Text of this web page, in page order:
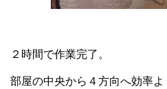
２時間で作業完了。
部屋の中央から４方向へ効率